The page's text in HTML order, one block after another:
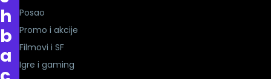
h
b
a
Posao
Promo i akcije
Filmovi i SF
Igre i gaming